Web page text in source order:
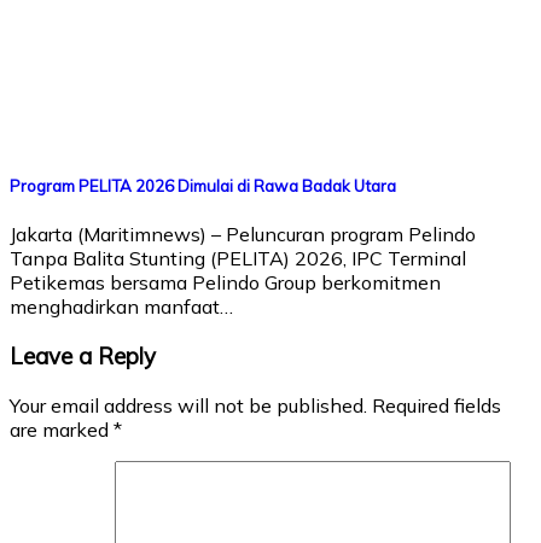
Program PELITA 2026 Dimulai di Rawa Badak Utara
Jakarta (Maritimnews) – Peluncuran program Pelindo
Tanpa Balita Stunting (PELITA) 2026, IPC Terminal
Petikemas bersama Pelindo Group berkomitmen
menghadirkan manfaat…
Leave a Reply
Your email address will not be published. Required fields
are marked *